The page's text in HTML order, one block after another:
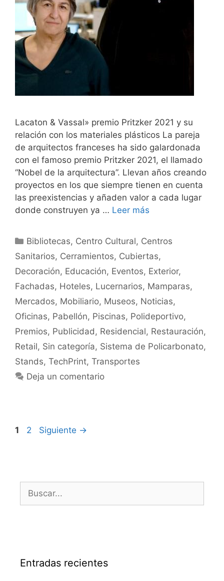
Lacaton & Vassal» premio Pritzker 2021 y su
relación con los materiales plásticos La pareja
de arquitectos franceses ha sido galardonada
con el famoso premio Pritzker 2021, el llamado
“Nobel de la arquitectura”. Llevan años creando
proyectos en los que siempre tienen en cuenta
las preexistencias y añaden valor a cada lugar
donde construyen ya … Leer más
Bibliotecas, Centro Cultural, Centros
Sanitarios, Cerramientos, Cubiertas,
Decoración, Educación, Eventos, Exterior,
Fachadas, Hoteles, Lucernarios, Mamparas,
Mercados, Mobiliario, Museos, Noticias,
Oficinas, Pabellón, Piscinas, Polideportivo,
Premios, Publicidad , Residencial, Restauración,
Retail, Sin categoría, Sistema de Policarbonato,
Stands, TechPrint, Transportes
Deja un comentario
1 2 Siguiente →
Entradas recientes